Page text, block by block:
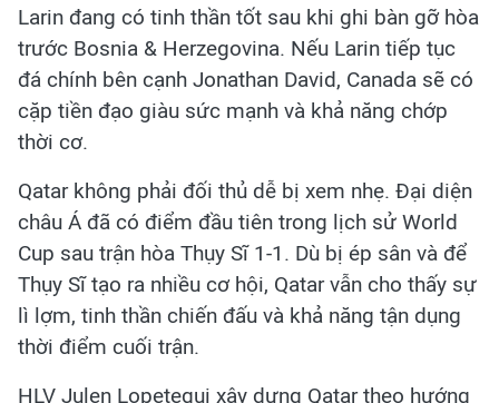
Larin đang có tinh thần tốt sau khi ghi bàn gỡ hòa
trước Bosnia & Herzegovina. Nếu Larin tiếp tục
đá chính bên cạnh Jonathan David, Canada sẽ có
cặp tiền đạo giàu sức mạnh và khả năng chớp
thời cơ.
Qatar không phải đối thủ dễ bị xem nhẹ. Đại diện
châu Á đã có điểm đầu tiên trong lịch sử World
Cup sau trận hòa Thụy Sĩ 1-1. Dù bị ép sân và để
Thụy Sĩ tạo ra nhiều cơ hội, Qatar vẫn cho thấy sự
lì lợm, tinh thần chiến đấu và khả năng tận dụng
thời điểm cuối trận.
HLV Julen Lopetegui xây dựng Qatar theo hướng